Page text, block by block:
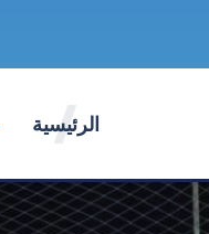
الرئيسية